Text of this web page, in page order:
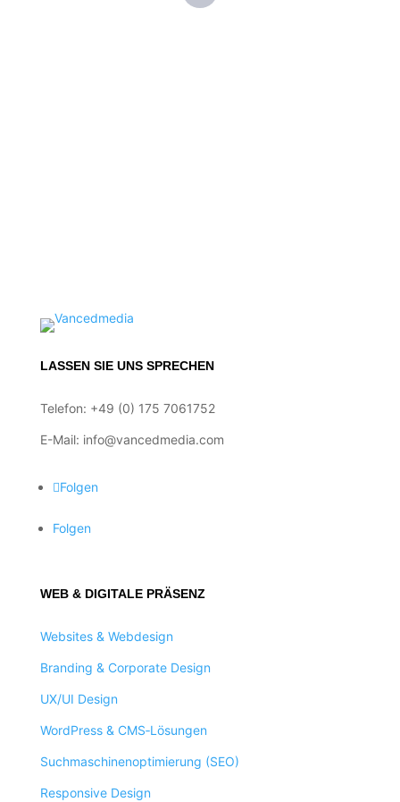
LASSEN SIE UNS SPRECHEN
Telefon: +49 (0) 175 7061752
E-Mail: info@vancedmedia.com
Folgen
Folgen
WEB & DIGITALE PRÄSENZ
Websites & Webdesign
Branding & Corporate Design
UX/UI Design
WordPress & CMS‑Lösungen
Suchmaschinenoptimierung (SEO)
Responsive Design